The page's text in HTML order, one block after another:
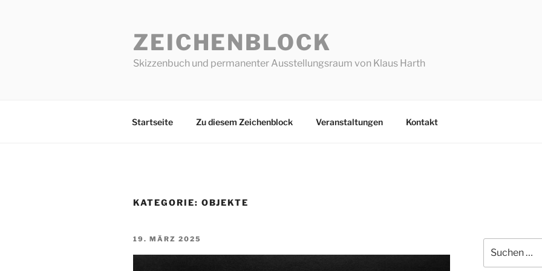
ZEICHENBLOCK
Skizzenbuch und permanenter Ausstellungsraum von Klaus Harth
Startseite Zu diesem Zeichenblock Veranstaltungen Kontakt
KATEGORIE: OBJEKTE
VERÖFFENTLICHT
19. MÄRZ 2025
nach: